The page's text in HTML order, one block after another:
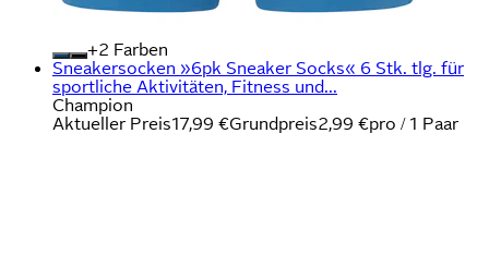
+
Farben
Sneakersocken »6pk Sneaker Socks« 6 Stk. tlg. für
sportliche Aktivitäten, Fitness und...
Champion
Aktueller Preis17,99 €Grundpreis2,99 €pro / 1 Paar